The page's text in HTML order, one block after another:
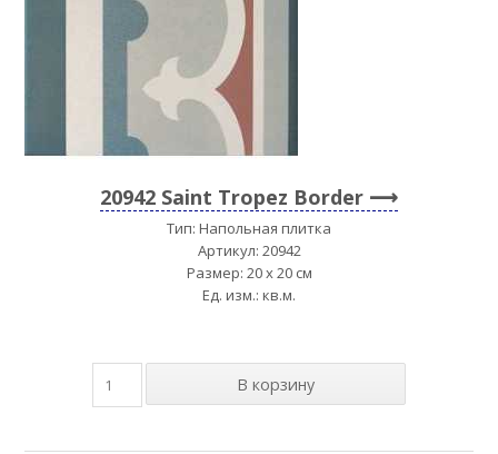
20942 Saint Tropez Border
Тип: Напольная плитка
Артикул: 20942
Размер: 20 x 20 см
Ед. изм.: кв.м.